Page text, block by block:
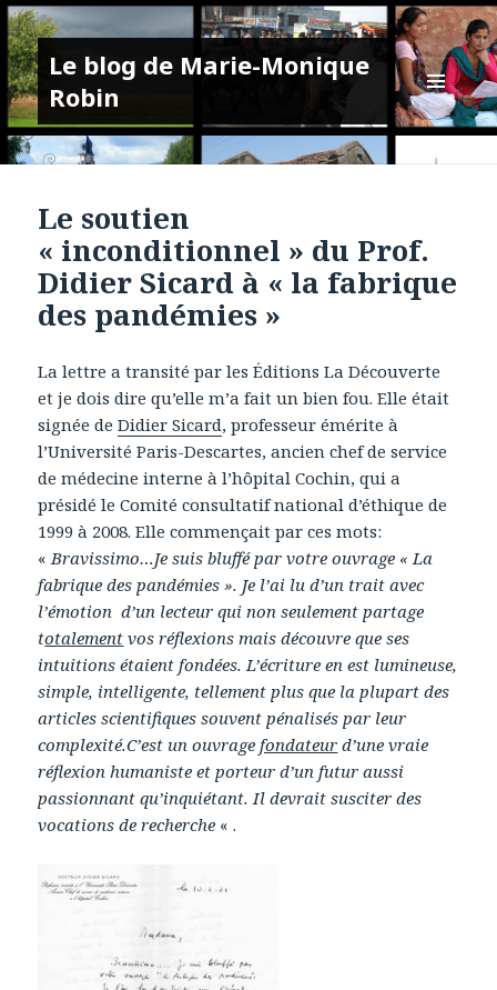
Le blog de Marie-Monique
Robin
MENU
ET
Le soutien
« inconditionnel » du Prof.
Didier Sicard à « la fabrique
des pandémies »
La lettre a transité par les Éditions La Découverte
et je dois dire qu’elle m’a fait un bien fou. Elle était
signée deDidier Sicard, professeur émérite à
l’Université Paris-Descartes, ancien chef de service
de médecine interne à l’hôpital Cochin, qui a
présidé le Comité consultatif national d’éthique de
1999 à 2008. Elle commençait par ces mots:
«Bravissimo…Je suis bluffé par votre ouvrage « La
fabrique des pandémies ». Je l’ai lu d’un trait avec
l’émotion d’un lecteur qui non seulement partage
totalement vos réflexions mais découvre que ses
intuitions étaient fondées. L’écriture en est lumineuse,
simple, intelligente, tellement plus que la plupart des
articles scientifiques souvent pénalisés par leur
complexité.C’est un ouvragefondateur d’une vraie
réflexion humaniste et porteur d’un futur aussi
passionnant qu’inquiétant. Il devrait susciter des
vocations de recherche « .